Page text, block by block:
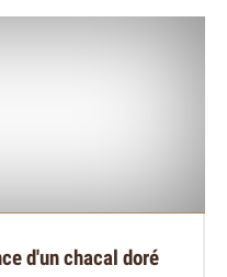
d'un chacal doré